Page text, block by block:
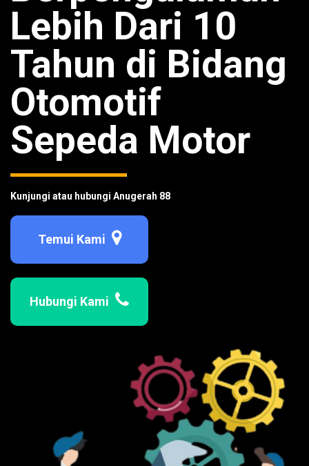
Lebih Dari 10
Tahun di Bidang
Otomotif
Sepeda Motor
Kunjungi atau hubungi Anugerah 88
Temui Kami
Hubungi Kami